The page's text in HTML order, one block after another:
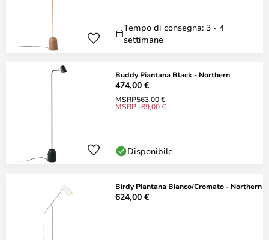
Tempo di consegna: 3 - 4
settimane
Buddy Piantana Black - Northern
474,00 €
MSRP563,00 €
MSRP -89,00 €
Disponibile
Birdy Piantana Bianco/Cromato - Northern
624,00 €